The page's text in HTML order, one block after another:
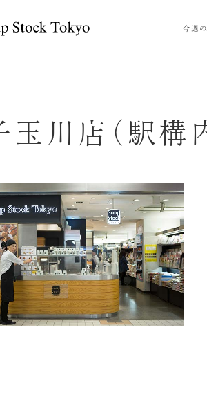
今週の
玉川店（駅構